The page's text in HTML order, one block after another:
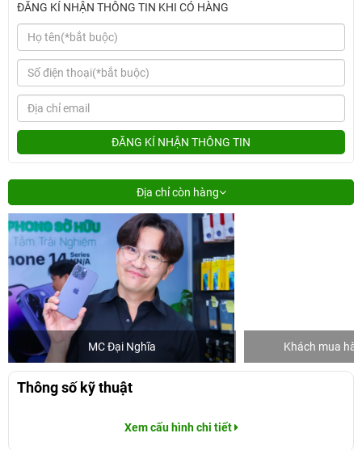
ĐĂNG KÍ NHẬN THÔNG TIN KHI CÓ HÀNG
ĐĂNG KÍ NHẬN THÔNG TIN
Địa chỉ còn hàng
MC Đại Nghĩa Khách mua
Thông số kỹ thuật
Xem cấu hình chi tiết